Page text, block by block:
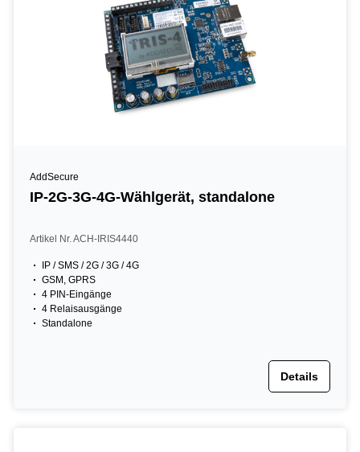
AddSecure
IP-2G-3G-4G-Wählgerät, standalone
Artikel Nr. ACH-IRIS4440
IP / SMS / 2G / 3G / 4G
GSM, GPRS
4 PIN-Eingänge
4 Relaisausgänge
Standalone
Details